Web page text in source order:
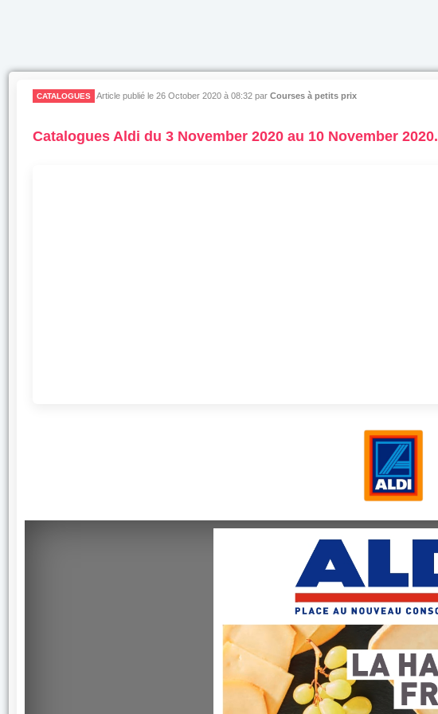
CATALOGUES Article publié le 26 October 2020 à 08:32 par Courses à petits prix
Catalogues Aldi du 3 November 2020 au 10 November 2020.